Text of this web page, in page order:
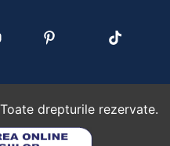
drepturile rezervate.